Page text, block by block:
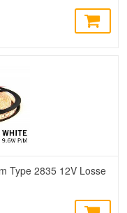
Type 2835 12V Losse